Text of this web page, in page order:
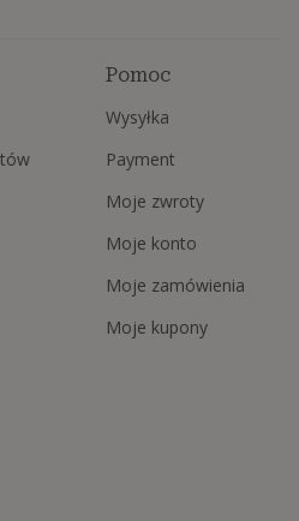
Pomoc
Wysyłka
Payment
Moje zwroty
Moje konto
Moje zamówienia
Moje kupony